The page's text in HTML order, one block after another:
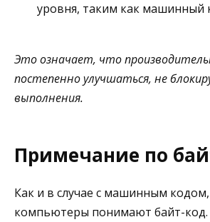
уровня, таким как машинный
Это означает, что
постепенно улучшаться, не
выполнения.
Примечание по
Как и в случае с машинным кодом,
компьютеры понимают байт-